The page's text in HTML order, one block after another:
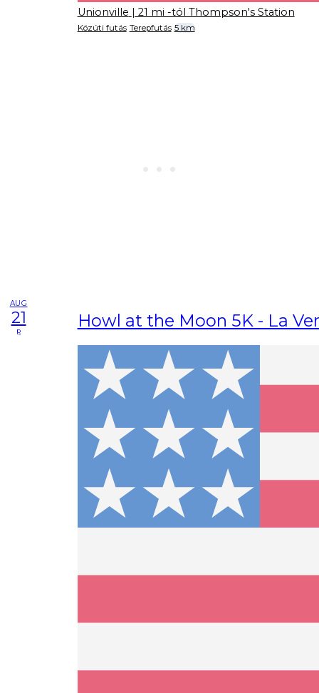
Unionville | 21 mi -tól Thompson's Station
Közúti futás Terepfutás 5 km
AUG
21
p Howl at the Moon 5K - La